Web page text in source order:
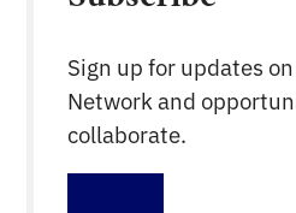
Sign up for updates
Network and
collaborate.